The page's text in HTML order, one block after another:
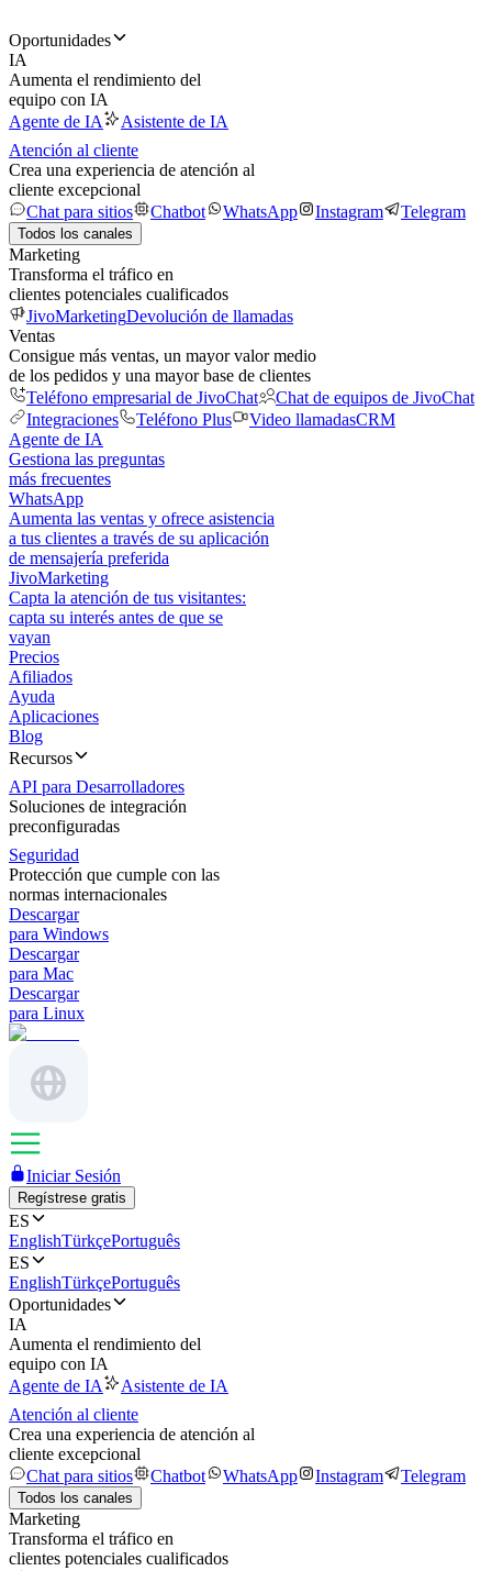
Oportunidades
IA
Aumenta el rendimiento del
equipo con IA
Agente de IA
Asistente de IA
Atención al cliente
Crea una experiencia de atención al
cliente excepcional
Chat para sitios
Chatbot WhatsApp Instagram Telegram
Todos los canales
Marketing
Transforma el tráfico en
clientes potenciales cualificados
JivoMarketingDevolución de llamadas
Ventas
Consigue más ventas, un mayor valor medio
de los pedidos y una mayor base de clientes
Teléfono empresarial de JivoChat
Chat de equipos de JivoChat
Integraciones
Teléfono Plus Video llamadasCRM
Agente de IA
Gestiona las preguntas
más frecuentes
WhatsApp
Aumenta las ventas y ofrece asistencia
a tus clientes a través de su aplicación
de mensajería preferida
JivoMarketing
Capta la atención de tus visitantes:
capta su interés antes de que se
vayan
Precios
Afiliados
Ayuda
Aplicaciones
Blog
Recursos
API para Desarrolladores
Soluciones de integración
preconfiguradas
Seguridad
Protección que cumple con las
normas internacionales
Descargar
para Windows
Descargar
para Mac
Descargar
para Linux
Iniciar Sesión
Regístrese gratis
ES
EnglishTürkçePortuguês
ES
EnglishTürkçePortuguês
Oportunidades
IA
Aumenta el rendimiento del
equipo con IA
Agente de IA
Asistente de IA
Atención al cliente
Crea una experiencia de atención al
cliente excepcional
Chat para sitios
Chatbot WhatsApp Instagram Telegram
Todos los canales
Marketing
Transforma el tráfico en
clientes potenciales cualificados